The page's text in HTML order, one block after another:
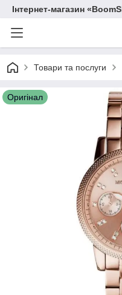
Інтернет-магазин
Товари та послуги
Оригінал